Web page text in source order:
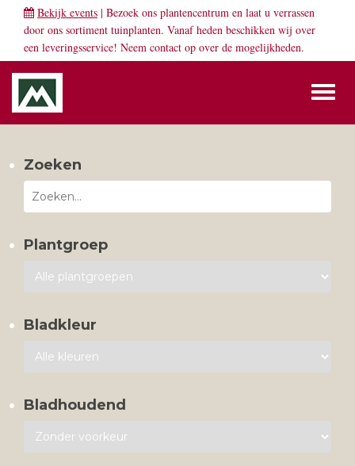
Bekijk events | Bezoek ons plantencentrum en laat u verrassen
door ons sortiment tuinplanten. Vanaf heden beschikken wij over
een leveringsservice! Neem contact op over de mogelijkheden.
Zoeken
Plantgroep
Bladkleur
Bladhoudend